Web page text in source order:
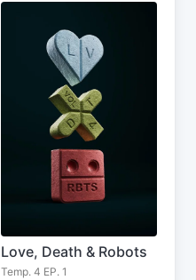
Love, Death & Robots
Temp. 4 EP. 1